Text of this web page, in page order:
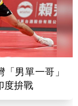
男單一哥」
印度拚戰